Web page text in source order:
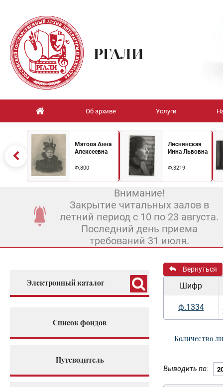
РГАЛИ
Об архиве Услуги
Матова Анна
Алексеевна
Ф.800
Лиснянская
Инна Львовна
Ф.3219
Внимание!
Закрытие читальных залов в
летний период с 10 по 23 августа.
Последний день приема
требований 31 июля.
Электронный каталог
Список фондов
Путеводитель
Вернуться
Шифр
ф.1334
Количество
Выводить по: